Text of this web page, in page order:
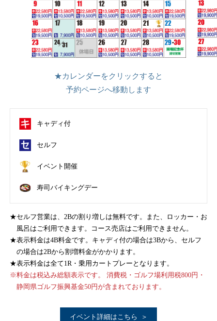
★カレンダーをクリックすると
予約ページへ移動します
キャディ付
セルフ
イベント開催
寿司バイキングデー
セルフ営業は、2Bの割り増しは無料です。また、ロッカー・お
風呂はご利用できます。コース売店はご利用できません。
表示料金は4B料金です。キャディ付の場合は3Bから、セルフ
の場合は2Bから割増料金がかかります。
表示料金は全て1R・乗用カートプレーとなります。
料金は税込み総額表示です。 消費税・ゴルフ場利用税800円・
静岡県ゴルフ振興基金50円が含まれております。
イベント詳細はこちら